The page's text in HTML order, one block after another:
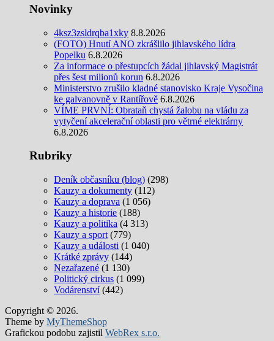
Novinky
4ksz3zsldrqba1xky 8.8.2026
(FOTO) Hnutí ANO zkrášlilo jihlavského lídra
Popelku 6.8.2026
Za informace o přestupcích žádal jihlavský Magistrát
přes šest milionů korun 6.8.2026
Ministerstvo zrušilo kladné stanovisko Kraje Vysočina
ke galvanovně v Rantířově 6.8.2026
VÍME PRVNÍ: Obrataň chystá žalobu na vládu za
vytyčení akcelerační oblasti pro větrné elektrárny
6.8.2026
Rubriky
Deník občasníku (blog) (298)
Kauzy a dokumenty (112)
Kauzy a doprava (1 056)
Kauzy a historie (188)
Kauzy a politika (4 313)
Kauzy a sport (779)
Kauzy a události (1 040)
Krátké zprávy (144)
Nezařazené (1 130)
Politický cirkus (1 099)
Vodárenství(442)
Copyright © 2026.
Theme by MyThemeShop
Grafickou podobu zajistil WebRex s.r.o.